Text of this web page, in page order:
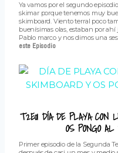
Ya vamos por el segundo
skimar porque tenemos muy
skimboard. Viento terral poco
buenísimas olas, estaban por
Pablo marco y nos dimos una
este Episodio
T2E01 DÍA DE PLAYA CON
OS PONGO
Primer episodio de la Segunda